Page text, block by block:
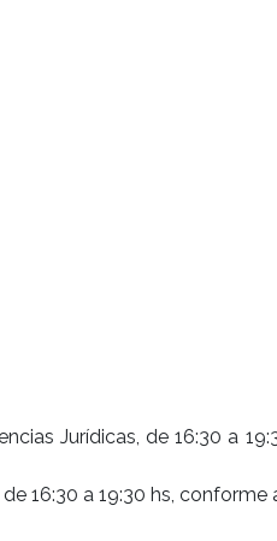
Jurídicas, de 16:30 a
16:30 a 19:30 hs, conforme